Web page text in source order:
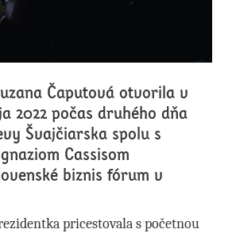
Čaputová otvorila v
2022 počas druhého dňa
Švajčiarska spolu s
Cassisom
biznis fórum v
pricestovala s početnou